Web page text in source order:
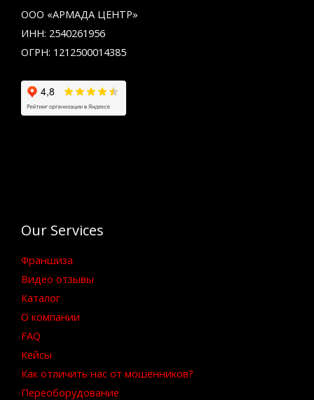
ООО «АРМАДА ЦЕНТР»
ИНН: 2540261956
ОГРН: 1212500014385
Our Services
Франшиза
Видео отзывы
Каталог
О компании
FAQ
Кейсы
Как отличить нас от мошенников?
Переоборудование